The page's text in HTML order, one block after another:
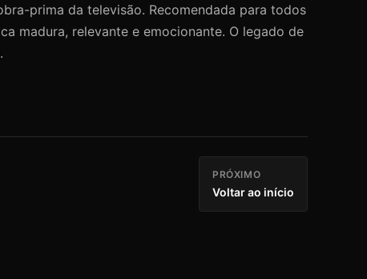
prima da televisão. Recomendada para todos
madura, relevante e emocionante. O legado de
PRÓXIMO
Voltar ao início